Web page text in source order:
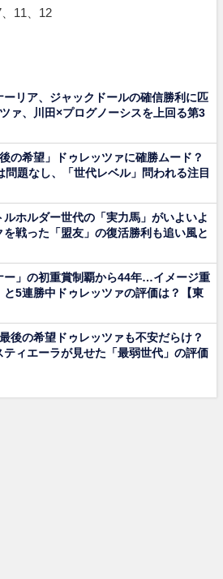
11、12
ーリア、ジャックドールの確信勝利に匹
ァ、川田×プログノーシスを上回る第3
の希望」ドゥレッツァに確勝ムード？
題なし、「世代レベル」問われる注目
ホルダー世代の「実力馬」がいよいよ
戦った「盟友」の復活勝利も追い風と
ー」の初重賞制覇から44年…イメージ重
5連勝中ドゥレッツァの評価は？【東
後の希望ドゥレッツァも不安だらけ？
ィエーラが見せた「最弱世代」の評価